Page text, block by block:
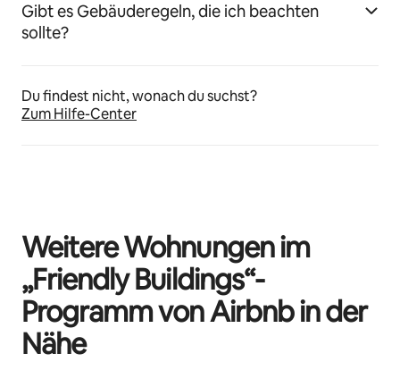
Gibt es Gebäuderegeln, die ich beachten
sollte?
Du findest nicht, wonach du suchst?
Zum Hilfe-Center
Weitere Wohnungen im
„Friendly Buildings“-
Programm von Airbnb in der
Nähe